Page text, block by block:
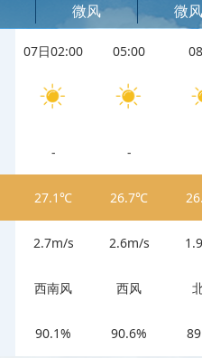
微风
微风
07日02:00
-
27.1℃
2.7m/s
西南风
90.1%
05:00
-
26.7℃
2.6m/s
西风
90.6%